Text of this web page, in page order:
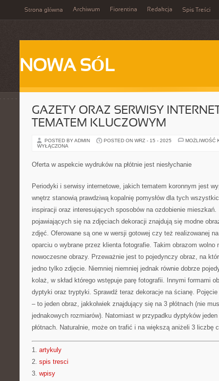
Strona główna Archiwum Fiorentina Redakcja Spis Treści
NOWA SÓL
GAZETY ORAZ SERWISY
TEMATEM KLUCZOWYM
POSTED BY ADMIN POSTED ON WRZ - 15 - 2025
MOŻLIWOŚĆ
WYŁĄCZONA
Oferta w aspekcie wydruków na płótnie jest niesłychanie
Periodyki i serwisy internetowe, jakich tematem koronnym jest
wnętrz stanowią prawdziwą kopalnię pomysłów dla tych
inspiracji oraz interesujących sposobów na ozdobienie mieszkań.
pojawiających się na zdjęciach dekoracji znajdują się modne
zdjęć. Oferowane są one w wersji gotowej czy też realizowanej
oparciu o wybrane przez klienta fotografie. Takim obrazom wolno
nowoczesne obrazy. Przeważnie jest to pojedynczy obraz, na
jedno tylko zdjęcie. Niemniej niemniej jednak równie dobrze
kolaż, w skład którego wstępuje parę fotografii. Innymi formami
dyptyki oraz tryptyki. Sprawdź teraz dekoracje na ścianę.
– to jeden obraz, jakkolwiek znajdujący się na 3 płótnach (nie
jednakowych rozmiarów). Natomiast w przypadku dyptyków
płótnach. Naturalnie, może on trafić i na większą aniżeli 3 liczbę
1. artykuly
2. spis tresci
3. wpisy